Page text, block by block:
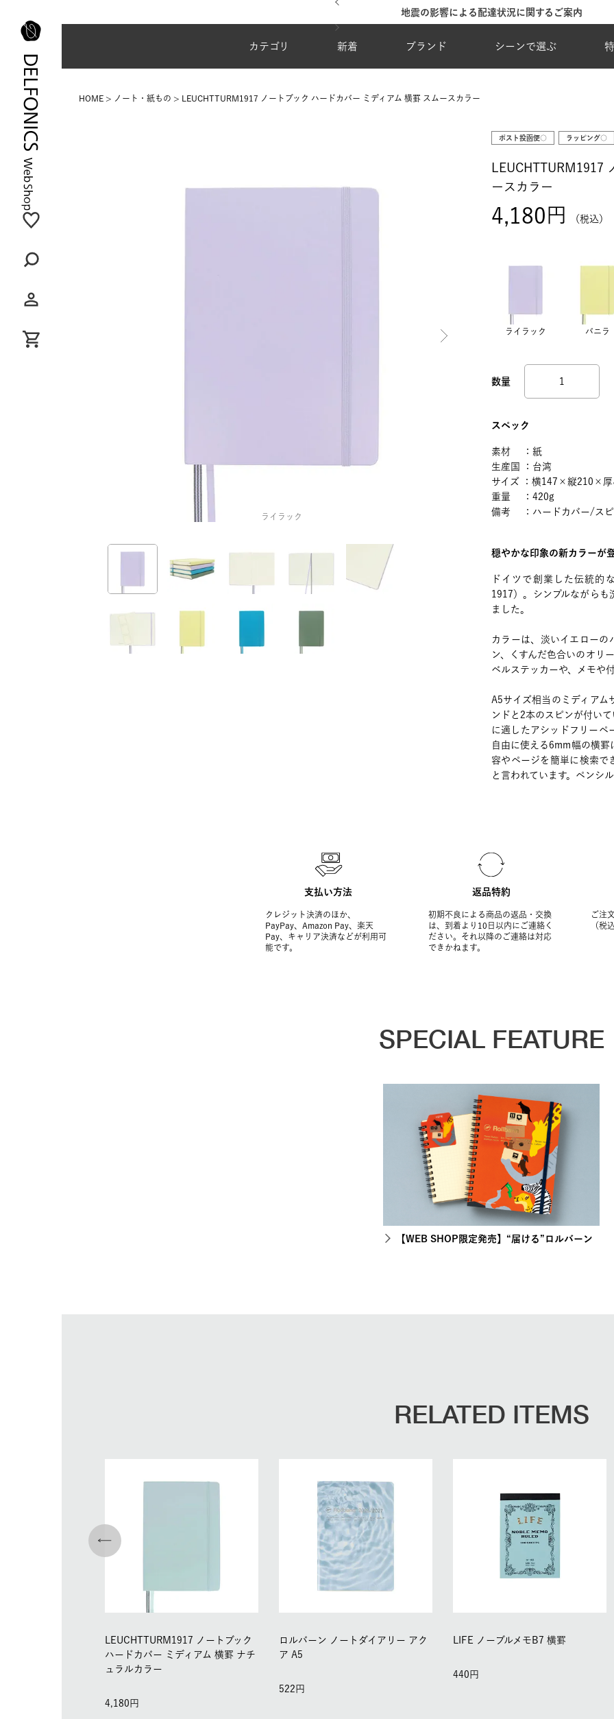
地震の影響による配達状況に関するご案内
カテゴリ 新着 ブランド シーンで選ぶ
HOME ノート・紙もの LEUCHTTURM1917 ノートブック ハードカバー ミディアム 横罫 スムースカラー
ライラック
ポスト投函便○ ラッピング○
LEUCHTTURM1917
ースカラー
4,180 税込
ライラック バニラ
スペック
素材 ：紙
生産国 ：台湾
サイズ ：横147×縦210×厚
重量 ：420g
備考 ：ハードカバー/スピ
穏やかな印象の新カラーが
ドイツで創業した伝統的
1917）。シンプルながらも
ました。
カラーは、淡いイエローの
ン、くすんだ色合いのオリ
ベルステッカーや、メモや
A5サイズ相当のミディアム
ンドと2本のスピンが付い
に適したアシッドフリーペ
自由に使える6mm幅の横
容やページを簡単に検索で
と言われています。ペンシ
支払い方法
クレジット決済のほか、
PayPay、Amazon Pay、楽天
Pay、キャリア決済などが利用可
能です。
返品特約
初期不良による商品の返品・交換
は、到着より10日以内にご連絡く
ださい。それ以降のご連絡は対応
できかねます。
ご注
（税
SPECIAL FEATURE
【WEB SHOP限定発売】“届ける”ロルバーン
RELATED ITEMS
LEUCHTTURM1917 ノートブック
ハードカバー ミディアム 横罫 ナチ
ュラルカラー
4,180
ロルバーン ノートダイアリー アク
ア A5
522
LIFE ノーブルメモB7 横罫
440